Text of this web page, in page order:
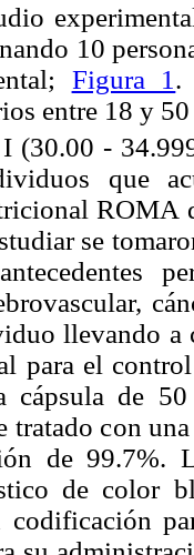
10
Figura 1 .
entre 18 y
(30.00 -
que
ROMA
se
llevando a
para el
cápsula de
tratado con
de 99.7%.
de color
codificación